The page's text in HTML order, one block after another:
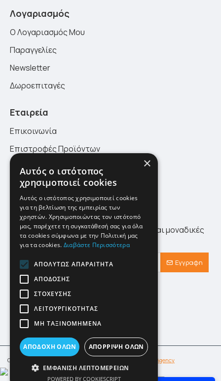
Λογαριασμός
Ο Λογαριασμός Μου
Παραγγελίες
Newsletter
Δωροεπιταγές
Εταιρεία
Επικοινωνία
Επιστροφές Προϊόντων
Πολιτική Επιστροφών
Site Map
Newsletter
Λάβετε πρώτοι τα τελευταία νέα αλλά και μοναδικές
προσφορές αποκλειστικά για εσάς!
Εγγραφη
Έχω διαβάσει και αποδέχομαι τους
Προστασία Προσωπικών Δεδομένων
Copyright © klimafot.com. Designed & Developed by IMBnet Agency
Φίλτρα
×
Αυτός ο ιστότοπος
χρησιμοποιεί cookies
Αυτός ο ιστότοπος χρησιμοποιεί cookies
για τη βελτίωση της εμπειρίας των
χρηστών. Χρησιμοποιώντας τον ιστότοπό
μας, παρέχετε τη συγκατάθεσή σας για όλα
τα cookies σύμφωνα με την Πολιτική μας
για τα cookies. Διαβάστε Περισσότερα
ΑΠΟΛΎΤΩΣ ΑΠΑΡΑΊΤΗΤΑ
ΑΠΌΔΟΣΗΣ
ΣΤΌΧΕΥΣΗΣ
ΛΕΙΤΟΥΡΓΙΚΌΤΗΤΑΣ
ΜΗ ΤΑΞΙΝΟΜΗΜΈΝΑ
ΑΠΟΔΟΧΉ ΌΛΩΝ ΑΠΌΡΡΙΨΗ ΌΛΩΝ
ΕΜΦΆΝΙΣΗ ΛΕΠΤΟΜΕΡΕΙΏΝ
POWERED BY COOKIESCRIPT